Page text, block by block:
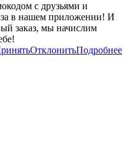
с друзьями и
в нашем приложении! И
заказ, мы начислим
ОтклонитьПодробнее